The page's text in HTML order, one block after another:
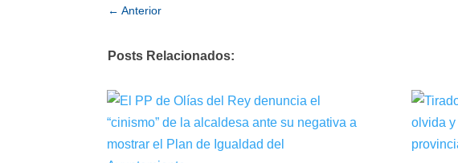
←Anterior
Posts Relacionados: